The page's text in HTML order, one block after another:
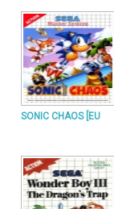
SONIC CHAOS [EU